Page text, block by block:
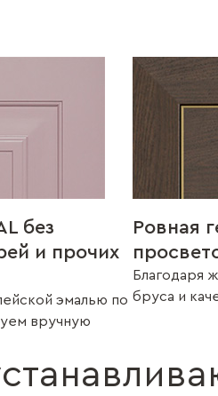
всю коллекцию
без
и прочих
эмалью по
вручную
Ровная
Благодаря
бруса и